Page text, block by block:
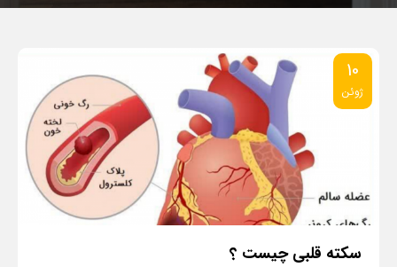
10
ژوئن
سکته قلبی چیست ؟